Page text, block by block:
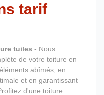
tarif
tuiles - Nous
de votre toiture en
abîmés, en
et en garantissant
d'une toiture